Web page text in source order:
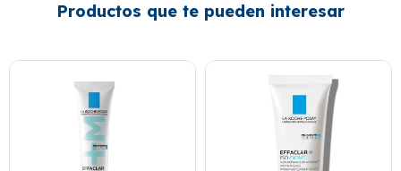
Productos que te pueden interesar